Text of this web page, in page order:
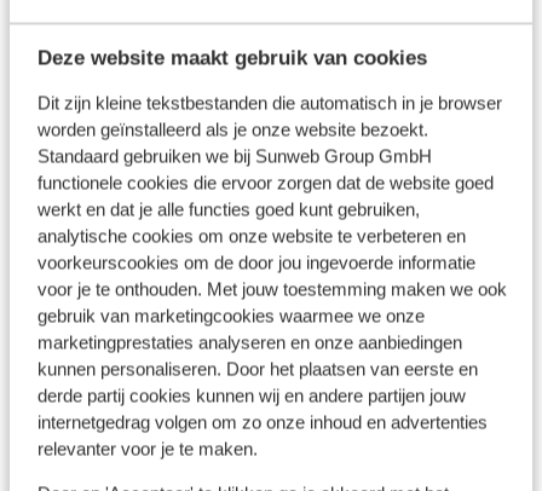
Deze website maakt gebruik van cookies
Dit zijn kleine tekstbestanden die automatisch in je browser
worden geïnstalleerd als je onze website bezoekt.
Standaard gebruiken we bij Sunweb Group GmbH
functionele cookies die ervoor zorgen dat de website goed
werkt en dat je alle functies goed kunt gebruiken,
analytische cookies om onze website te verbeteren en
voorkeurscookies om de door jou ingevoerde informatie
voor je te onthouden. Met jouw toestemming maken we ook
gebruik van marketingcookies waarmee we onze
marketingprestaties analyseren en onze aanbiedingen
kunnen personaliseren. Door het plaatsen van eerste en
derde partij cookies kunnen wij en andere partijen jouw
internetgedrag volgen om zo onze inhoud en advertenties
relevanter voor je te maken.
In de buurt
Strand: 100 m
In het centrum
Luchthaven Barcelona: 58 km
Treinstation: 50 m
Pinautomaat: 50 m
Winkels: 30 m
(Mini)supermarkt: 100 m
Restaurant: 50 m
Bij een spoorlijn
Ook interessant voor jou